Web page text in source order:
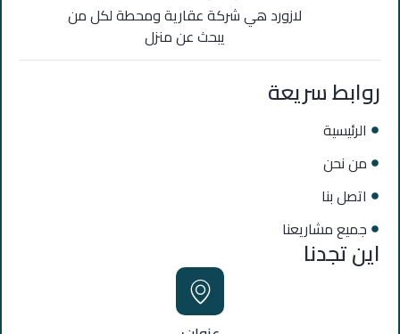
لازورد هي شركة عقارية ومحطة لكل من
يبحث عن منزل
روابط سريعة
الرئيسية
من نحن
اتصل بنا
جميع مشاريعنا
اين تجدنا